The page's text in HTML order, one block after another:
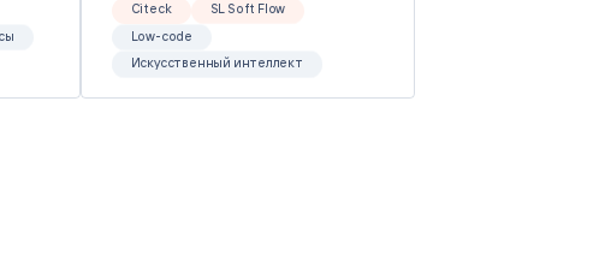
Citeck
SL Soft Flow
Low-code
Искусственный интеллект